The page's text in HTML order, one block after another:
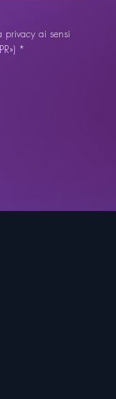
privacy ai sensi
*